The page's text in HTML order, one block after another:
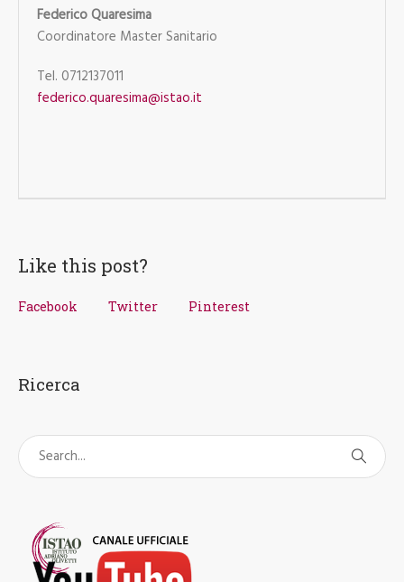
Federico Quaresima
Coordinatore Master Sanitario
Tel. 0712137011
federico.quaresima@istao.it
Like this post?
Facebook Twitter Pinterest
Ricerca